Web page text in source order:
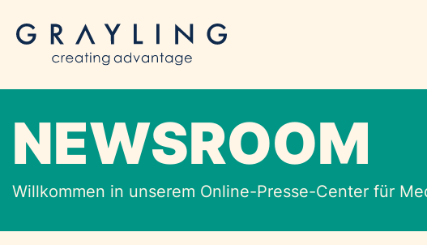
NEWSROOM
Willkommen in unserem Online-Presse-Center für